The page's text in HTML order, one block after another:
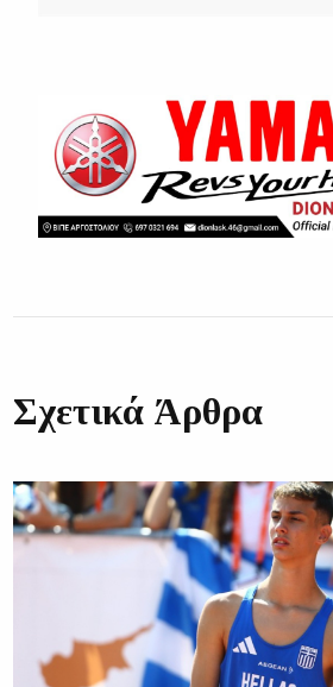
Σχετικά Άρθρα